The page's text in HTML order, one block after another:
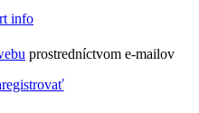
prostredníctvom e-mailov